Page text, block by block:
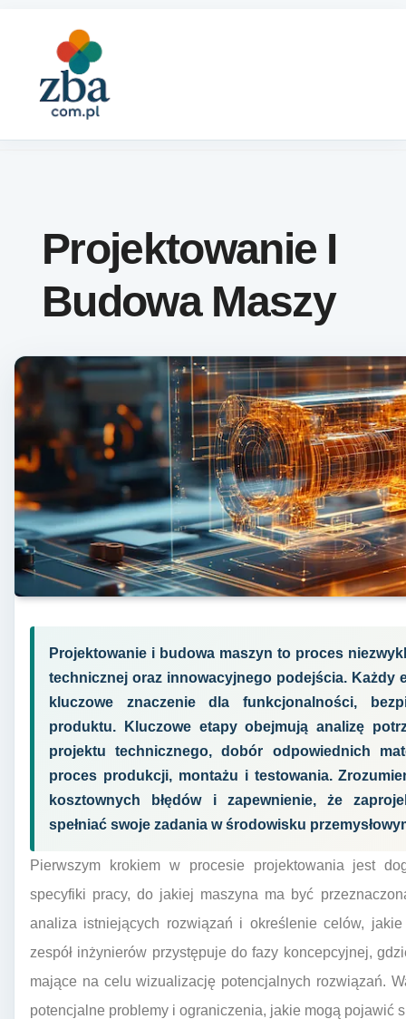
Projektowanie I
Budowa Maszy
Projektowanie i budowa maszyn to proces
technicznej oraz innowacyjnego podejścia. Każdy
kluczowe znaczenie dla funkcjonalności,
produktu. Kluczowe etapy obejmują analizę
projektu technicznego, dobór odpowiednich
proces produkcji, montażu i testowania.
kosztownych błędów i zapewnienie, że
spełniać swoje zadania w środowisku
Pierwszym krokiem w procesie projektowania jest
specyfiki pracy, do jakiej maszyna ma być
analiza istniejących rozwiązań i określenie celów,
zespół inżynierów przystępuje do fazy koncepcyjnej,
mające na celu wizualizację potencjalnych rozwiązań.
potencjalne problemy i ograniczenia, jakie mogą pojawić